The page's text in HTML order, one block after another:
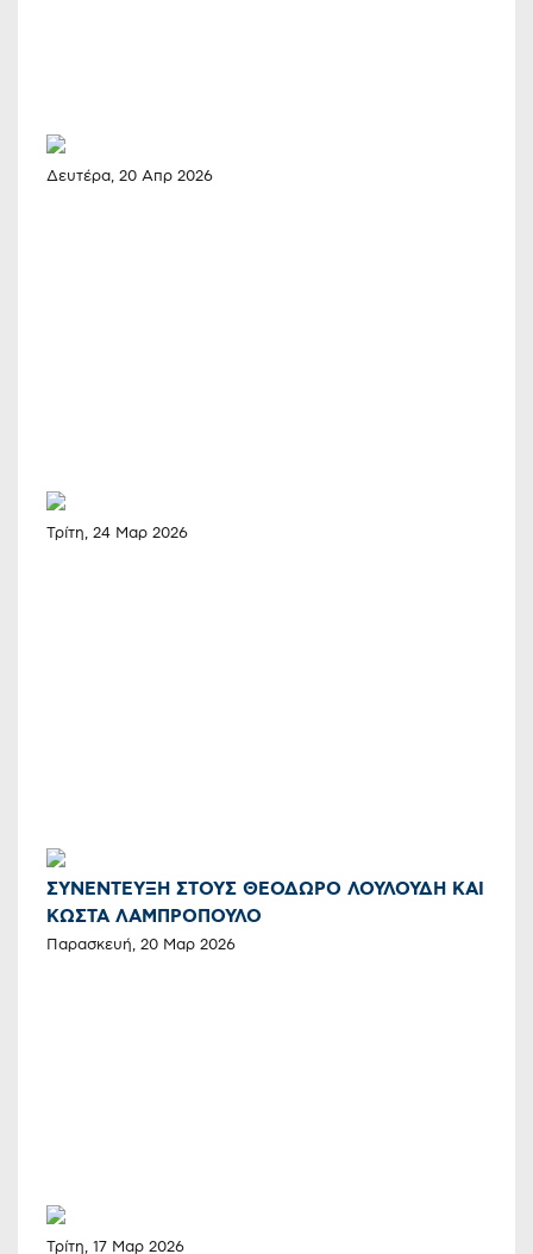
Δευτέρα, 20 Απρ 2026
Τρίτη, 24 Μαρ 2026
ΣΥΝΕΝΤΕΥΞΗ ΣΤΟΥΣ ΘΕΟΔΩΡΟ ΛΟΥΛΟΥΔΗ ΚΑΙ
ΚΩΣΤΑ ΛΑΜΠΡΟΠΟΥΛΟ
Παρασκευή, 20 Μαρ 2026
Τρίτη, 17 Μαρ 2026